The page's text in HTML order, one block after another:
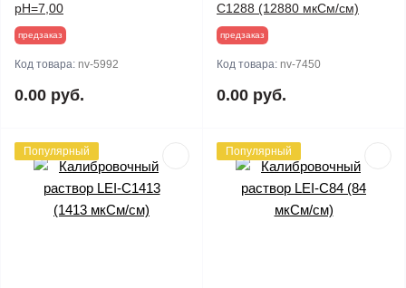
pH=7,00
предзаказ
Код товара: nv-5992
0.00 руб.
C1288 (12880 мкСм/см)
предзаказ
Код товара: nv-7450
0.00 руб.
Популярный Популярный